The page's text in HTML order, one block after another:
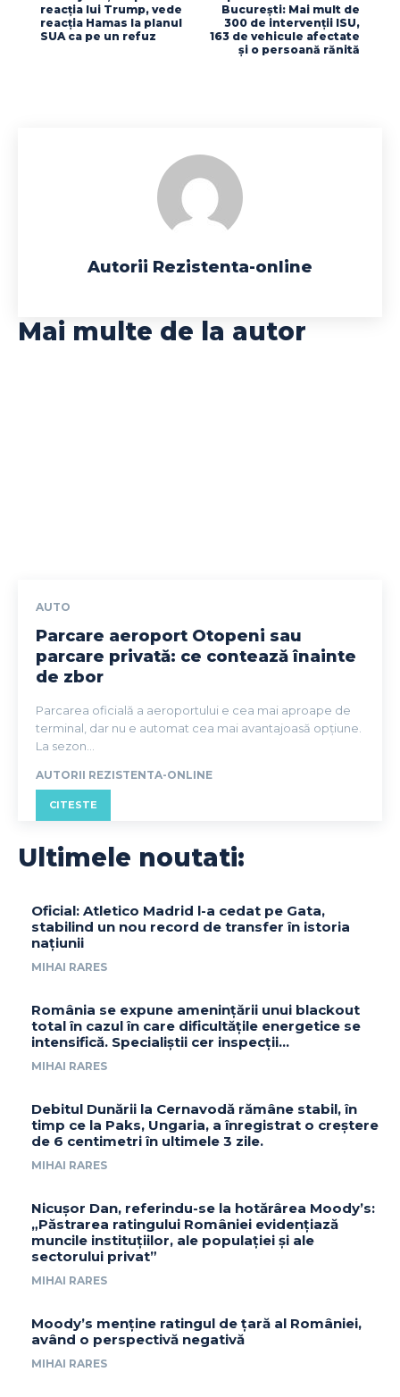
reacția lui Trump, vede
reacția Hamas la planul
SUA ca pe un refuz
București: Mai mult de
300 de intervenții ISU,
163 de vehicule afectate
și o persoană rănită
Autorii Rezistenta-online
Mai multe de la autor
AUTO
Parcare aeroport Otopeni sau
parcare privată: ce contează înainte
de zbor
Parcarea oficială a aeroportului e cea mai aproape de
terminal, dar nu e automat cea mai avantajoasă opțiune.
La sezon...
AUTORII REZISTENTA-ONLINE
CITESTE
Ultimele noutati:
Oficial: Atletico Madrid l-a cedat pe Gata,
stabilind un nou record de transfer în istoria
națiunii
MIHAI RARES
România se expune amenințării unui blackout
total în cazul în care dificultățile energetice se
intensifică. Specialiștii cer inspecții…
MIHAI RARES
Debitul Dunării la Cernavodă rămâne stabil, în
timp ce la Paks, Ungaria, a înregistrat o creștere
de 6 centimetri în ultimele 3 zile.
MIHAI RARES
Nicușor Dan, referindu-se la hotărârea Moody’s:
„Păstrarea ratingului României evidențiază
muncile instituțiilor, ale populației și ale
sectorului privat”
MIHAI RARES
Moody’s menține ratingul de țară al României,
având o perspectivă negativă
MIHAI RARES